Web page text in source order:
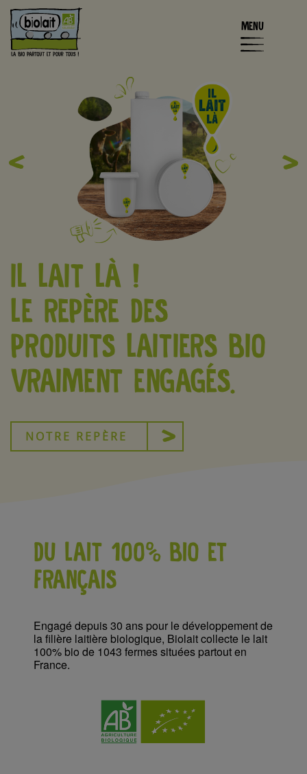
MENU
IL LAIT LÀ !
LE REPÈRE DES
PRODUITS LAITIERS BIO
VRAIMENT ENGAGÉS.
NOTRE REPÈRE
DU LAIT 100% BIO ET
FRANÇAIS
Engagé depuis 30 ans pour le développement de
la filière laitière biologique, Biolait collecte le lait
100% bio de 1043 fermes situées partout en
France.